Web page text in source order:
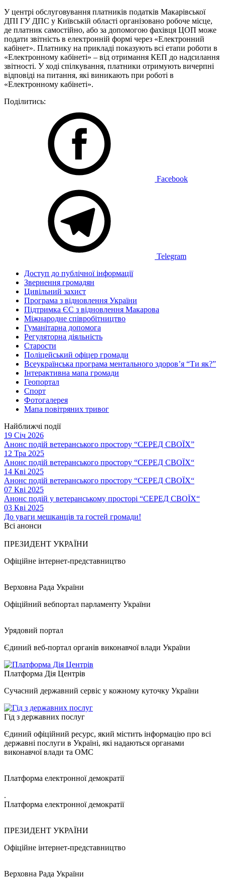
У центрі обслуговування платників податків Макарівської
ДПІ ГУ ДПС у Київській області організовано робоче місце,
де платник самостійно, або за допомогою фахівця ЦОП може
подати звітність в електронній формі через «Електронний
кабінет». Платнику на прикладі показують всі етапи роботи в
«Електронному кабінеті» – від отримання КЕП до надсилання
звітності. У ході спілкування, платники отримують вичерпні
відповіді на питання, які виникають при роботі в
«Електронному кабінеті».
Поділитись:
Facebook
Telegram
Доступ до публічної інформації
Звернення громадян
Цивільний захист
Програма з відновлення України
Підтримка ЄС з відновлення Макарова
Міжнародне співробітництво
Гуманітарна допомога
Регуляторна діяльність
Старости
Поліцейський офіцер громади
Всеукраїнська програма ментального здоров’я “Ти як?”
Інтерактивна мапа громади
Геопортал
Спорт
Фотогалерея
Мапа повітряних тривог
Найближчі події
19 Січ 2026
Анонс подій ветеранського простору “СЕРЕД СВОЇХ”
12 Тра 2025
Анонс подій ветеранського простору “СЕРЕД СВОЇХ“
14 Кві 2025
Анонс подій ветеранського простору “СЕРЕД СВОЇХ“
07 Кві 2025
Анонс подій у ветеранському просторі “СЕРЕД СВОЇХ“
03 Кві 2025
До уваги мешканців та гостей громади!
Всі анонси
ПРЕЗИДЕНТ УКРАЇНИ
Офіційне інтернет-представництво
Верховна Рада України
Офіційний вебпортал парламенту України
Урядовий портал
Єдиний веб-портал органів виконавчої влади України
Платформа Дія Центрів
Сучасний державний сервіс у кожному куточку України
Гід з державних послуг
Єдиний офіційний ресурс, який містить інформацію про всі
державні послуги в Україні, які надаються органами
виконавчої влади та ОМС
Платформа електронної демократії
.
Платформа електронної демократії
ПРЕЗИДЕНТ УКРАЇНИ
Офіційне інтернет-представництво
Верховна Рада України